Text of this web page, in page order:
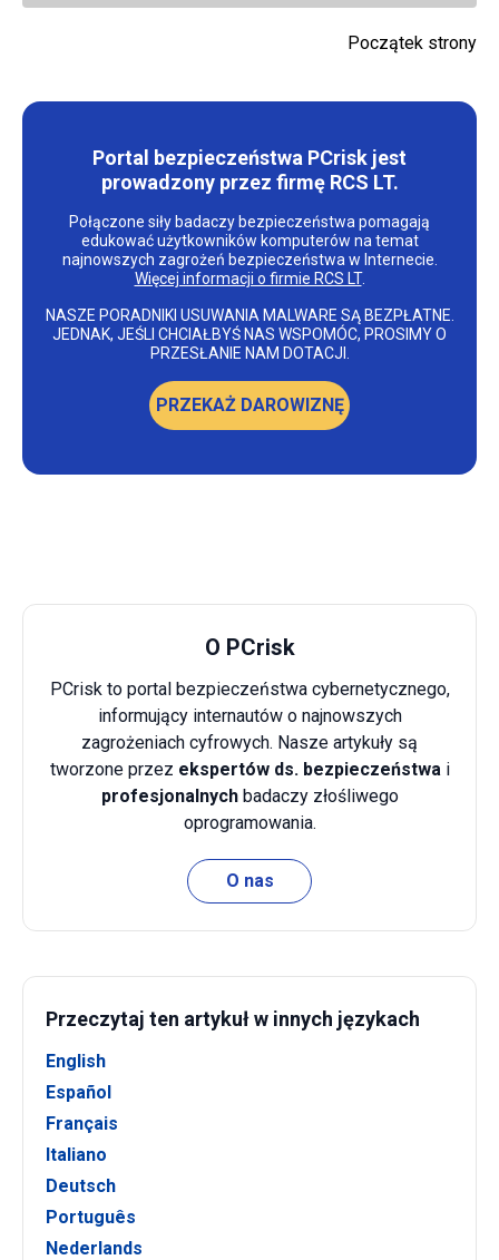
Początek strony
Portal bezpieczeństwa PCrisk jest
prowadzony przez firmę RCS LT.
Połączone siły badaczy bezpieczeństwa pomagają
edukować użytkowników komputerów na temat
najnowszych zagrożeń bezpieczeństwa w Internecie.
Więcej informacji o firmie RCS LT.
NASZE PORADNIKI USUWANIA MALWARE SĄ BEZPŁATNE.
JEDNAK, JEŚLI CHCIAŁBYŚ NAS WSPOMÓC, PROSIMY O
PRZESŁANIE NAM DOTACJI.
PRZEKAŻ DAROWIZNĘ
O PCrisk
PCrisk to portal bezpieczeństwa cybernetycznego,
informujący internautów o najnowszych
zagrożeniach cyfrowych. Nasze artykuły są
tworzone przez ekspertów ds. bezpieczeństwa i
profesjonalnychbadaczy złośliwego
oprogramowania.
O nas
Przeczytaj ten artykuł w innych językach
English
Español
Français
Italiano
Deutsch
Português
Nederlands